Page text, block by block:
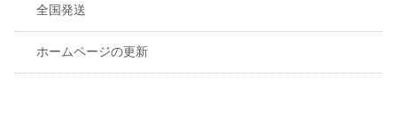
全国発送
ホームページの更新